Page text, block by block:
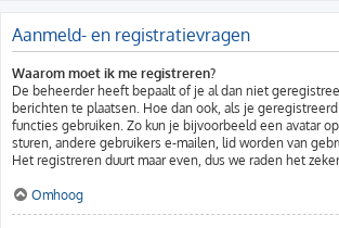
Aanmeld- en registratievragen
Waarom moet ik me registreren?
De beheerder heeft bepaalt of je al dan niet
berichten te plaatsen. Hoe dan ook, als je
functies gebruiken. Zo kun je bijvoorbeeld een avatar
sturen, andere gebruikers e-mailen, lid worden van
Het registreren duurt maar even, dus we raden het
Omhoog